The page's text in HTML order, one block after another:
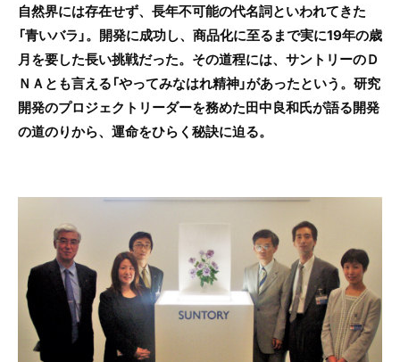
自然界には存在せず、長年不可能の代名詞といわれてきた
「青いバラ」。開発に成功し、商品化に至るまで実に19年の歳
月を要した長い挑戦だった。その道程には、サントリーのＤ
ＮＡとも言える「やってみなはれ精神」があったという。研究
開発のプロジェクトリーダーを務めた田中良和氏が語る開発
の道のりから、運命をひらく秘訣に迫る。